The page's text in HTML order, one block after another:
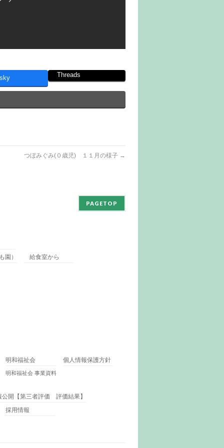
Threads
つぼみぐみ(０歳児) １１月の様子 →
PAGETOP
園） 給食室から
明和福祉会
明和福祉会 事業資料
個人情報保護方針
公開【第三者評価 評価結果】
採用情報